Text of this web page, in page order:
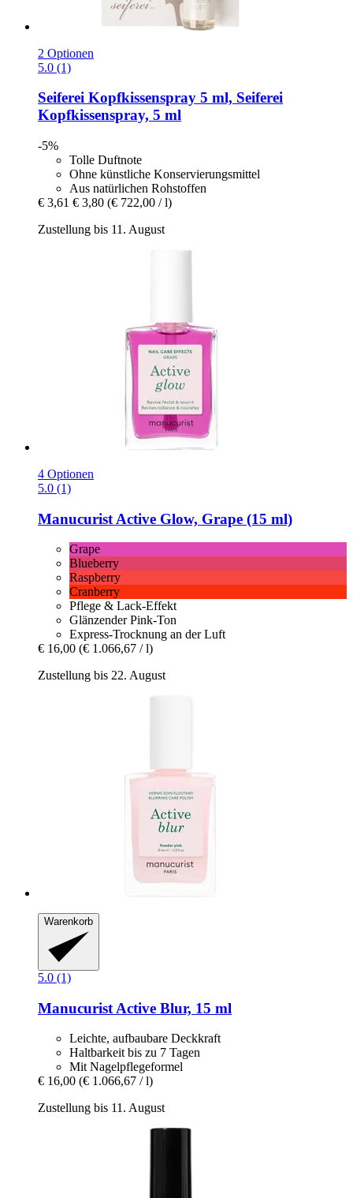
2 Optionen
5.0 (1)
Seiferei Kopfkissenspray 5 ml, Seiferei
Kopfkissenspray, 5 ml
-5%
Tolle Duftnote
Ohne künstliche Konservierungsmittel
Aus natürlichen Rohstoffen
€ 3,61 € 3,80 (€ 722,00 / l)
Zustellung bis 11. August
4 Optionen
5.0 (1)
Manucurist Active Glow, Grape (15 ml)
Grape
Blueberry
Raspberry
Cranberry
Pflege & Lack-Effekt
Glänzender Pink-Ton
Express-Trocknung an der Luft
€ 16,00 (€ 1.066,67 / l)
Zustellung bis 22. August
Warenkorb
5.0 (1)
Manucurist Active Blur, 15 ml
Leichte, aufbaubare Deckkraft
Haltbarkeit bis zu 7 Tagen
Mit Nagelpflegeformel
€ 16,00 (€ 1.066,67 / l)
Zustellung bis 11. August